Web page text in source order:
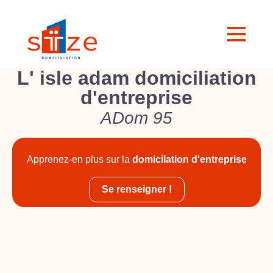
L' isle adam domiciliation
d'entreprise
ADom 95
Apprenez-en plus sur la domicilation d'entreprise
Se renseigner !